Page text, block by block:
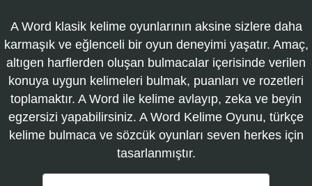
A Word klasik kelime oyunlarının aksine sizlere daha
karmaşık ve eğlenceli bir oyun deneyimi yaşatır. Amaç,
altıgen harflerden oluşan bulmacalar içerisinde verilen
konuya uygun kelimeleri bulmak, puanları ve rozetleri
toplamaktır. A Word ile kelime avlayıp, zeka ve beyin
egzersizi yapabilirsiniz. A Word Kelime Oyunu, türkçe
kelime bulmaca ve sözcük oyunları seven herkes için
tasarlanmıştır.